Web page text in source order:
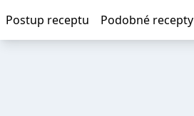
Postup receptu Podobné recepty